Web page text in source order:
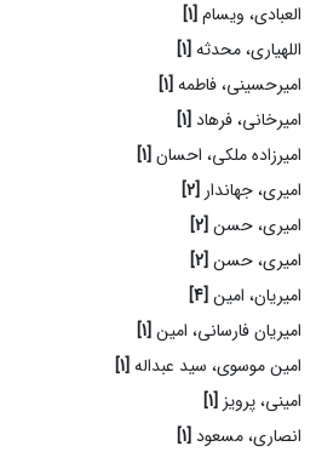
العبادی، ویسام [1]
اللهیاری، محدثه [1]
امیرحسینی، فاطمه [1]
امیرخانی، فرهاد [1]
امیرزاده ملکی، احسان [1]
امیری، جهاندار [2]
امیری، حسن [2]
امیری، حسن [2]
امیریان، امین [4]
امیریان فارسانی، امین [1]
امین موسوی، سید عبداله [1]
امینی، پرویز [1]
انصاری، مسعود [1]